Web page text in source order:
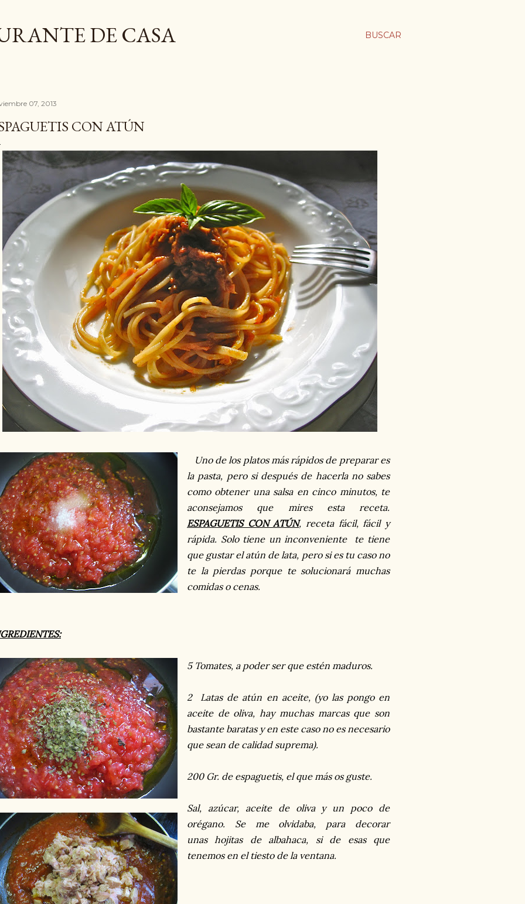
BUSCAR
DE CASA
07, 2013
CON ATÚN
Uno de los platos más rápidos de preparar es
la pasta, pero si después de hacerla no sabes
como obtener una salsa en cinco minutos, te
aconsejamos que mires esta receta.
ESPAGUETIS CON ATÚN, receta fácil, fácil y
rápida. Solo tiene un inconveniente te tiene
que gustar el atún de lata, pero si es tu caso no
te la pierdas porque te solucionará muchas
comidas o cenas.
5 Tomates, a poder ser que estén maduros.
2 Latas de atún en aceite, (yo las pongo en
aceite de oliva, hay muchas marcas que son
bastante baratas y en este caso no es necesario
que sean de calidad suprema).
200 Gr. de espaguetis, el que más os guste.
Sal, azúcar, aceite de oliva y un poco de
orégano. Se me olvidaba, para decorar
unas hojitas de albahaca, si de esas que
tenemos en el tiesto de la ventana.